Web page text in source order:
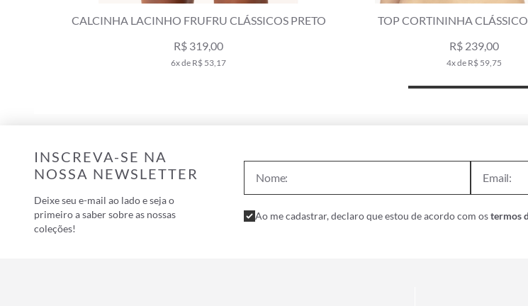
FRUFRU CLÁSSICOS PRETO
TOP CORTININHA CLÁSSICOS PRETO
TOP
INSCREVA-SE NA
NOSSA NEWSLETTER
Deixe seu e-mail ao lado e seja o
primeiro a saber sobre as nossas
coleções!
Ao me cadastrar, declaro que estou de acordo com ostermos